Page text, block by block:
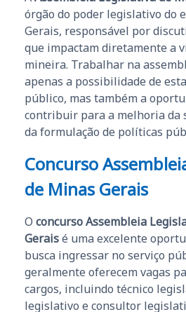
órgão do poder legislativo do
Gerais, responsável por
que impactam diretamente a
mineira. Trabalhar na
apenas a possibilidade de
público, mas também a
contribuir para a melhoria da
da formulação de políticas
Concurso
de Minas Gerais
O concurso Assembleia
Geraisé uma excelente
busca ingressar no serviço
geralmente oferecem vagas
cargos, incluindo técnico
legislativo e consultor